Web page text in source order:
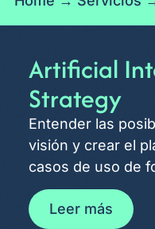
Artificial
Strategy
Entender las
visión y crear el
casos de uso de
Leer más